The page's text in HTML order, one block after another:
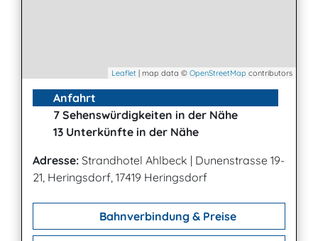
Leaflet | map data © OpenStreetMap contributors
Anfahrt
7 Sehenswürdigkeiten in der Nähe
13 Unterkünfte in der Nähe
Adresse: Strandhotel Ahlbeck | Dunenstrasse 19-
21, Heringsdorf, 17419 Heringsdorf
Bahnverbindung & Preise